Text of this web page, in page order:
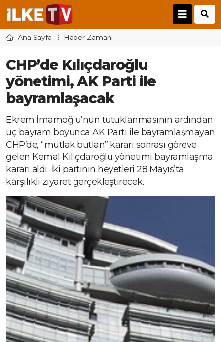
Ana Sayfa Haber Zamanı
CHP’de Kılıçdaroğlu
yönetimi, AK Parti ile
bayramlaşacak
Ekrem İmamoğlu’nun tutuklanmasının ardından
üç bayram boyunca AK Parti ile bayramlaşmayan
CHP’de, “mutlak butlan” kararı sonrası göreve
gelen Kemal Kılıçdaroğlu yönetimi bayramlaşma
kararı aldı. İki partinin heyetleri 28 Mayıs’ta
karşılıklı ziyaret gerçekleştirecek.